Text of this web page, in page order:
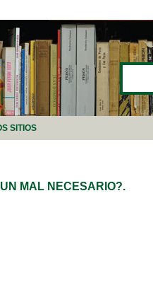
Buscar
SITIOS
MAL NECESARIO?.